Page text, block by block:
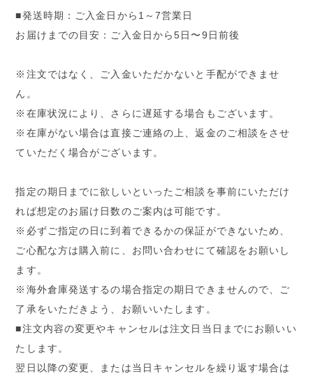
■発送時期：ご入金日から1～7営業日
お届けまでの目安：ご入金日から5日〜9日前後
※注文ではなく、ご入金いただかないと手配ができませ
ん。
※在庫状況により、さらに遅延する場合もございます。
※在庫がない場合は直接ご連絡の上、返金のご相談をさせ
ていただく場合がございます。
指定の期日までに欲しいといったご相談を事前にいただけ
れば想定のお届け日数のご案内は可能です。
※必ずご指定の日に到着できるかの保証ができないため、
ご心配な方は購入前に、お問い合わせにて確認をお願いし
ます。
※海外倉庫発送するの場合指定の期日できませんので、ご
了承をいただきよう、お願いいたします。
■注文内容の変更やキャンセルは注文日当日までにお願いい
たします。
翌日以降の変更、または当日キャンセルを繰り返す場合は